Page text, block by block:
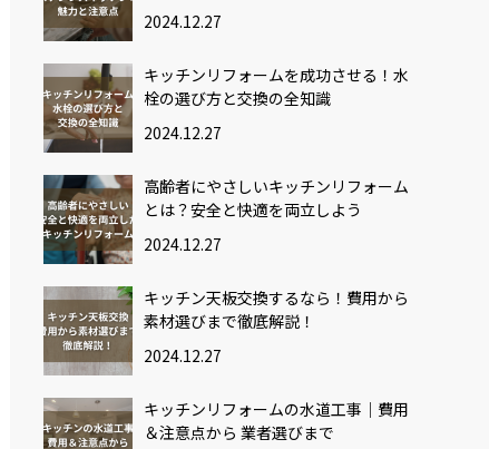
2024.12.27
キッチンリフォームを成功させる！水
栓の選び方と交換の全知識
2024.12.27
高齢者にやさしいキッチンリフォーム
とは？安全と快適を両立しよう
2024.12.27
キッチン天板交換するなら！費用から
素材選びまで徹底解説！
2024.12.27
キッチンリフォームの水道工事｜費用
＆注意点から 業者選びまで